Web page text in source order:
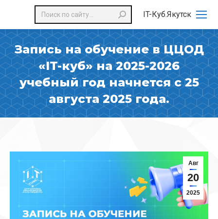
IT-Куб.Якутск
Поиск:
Запись на обучение в ЦЦОД
«IT-куб» на 2025-2026
учебный год начнется с 25
августа 2025 года.
Авг
20
2025